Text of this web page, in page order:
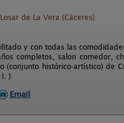
de La Vera (Cáceres)
y con todas las
completos, salon comedor,
histórico-artístico) de
)
Email